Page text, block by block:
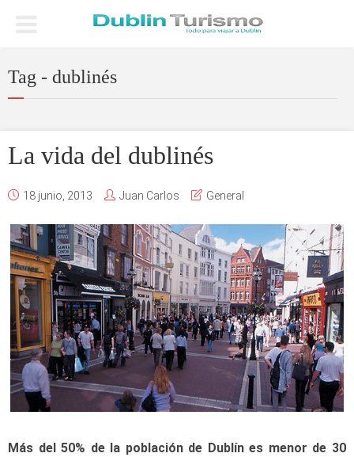
Tag - dublinés
La vida del dublinés
18 junio, 2013 Juan Carlos General
Más del 50% de la población de Dublín es menor de 30